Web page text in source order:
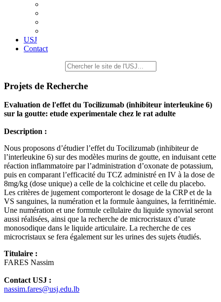
USJ
Contact
Projets de Recherche
Evaluation de l'effet du Tocilizumab (inhibiteur interleukine 6)
sur la goutte: etude experimentale chez le rat adulte
Description :
Nous proposons d’étudier l’effet du Tocilizumab (inhibiteur de
l’interleukine 6) sur des modèles murins de goutte, en induisant cette
réaction inflammatoire par l’administration d’oxonate de potassium,
puis en comparant l’efficacité du TCZ administré en IV à la dose de
8mg/kg (dose unique) a celle de la colchicine et celle du placebo.
Les critères de jugement comporteront le dosage de la CRP et de la
VS sanguines, la numération et la formule àanguines, la ferritinémie.
Une numération et une formule cellulaire du liquide synovial seront
aussi réalisées, ainsi que la recherche de microcristaux d’urate
monosodique dans le liquide articulaire. La recherche de ces
microcristaux se fera également sur les urines des sujets étudiés.
Titulaire :
FARES Nassim
Contact USJ :
nassim.fares@usj.edu.lb